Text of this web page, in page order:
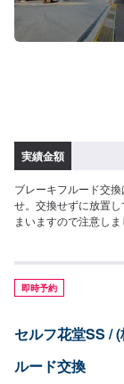
実績金額
ブレーキフルード交
せ。交換せずに放置
まいますので注意し
即時予約
セルフ花堂SS /
ルード交換